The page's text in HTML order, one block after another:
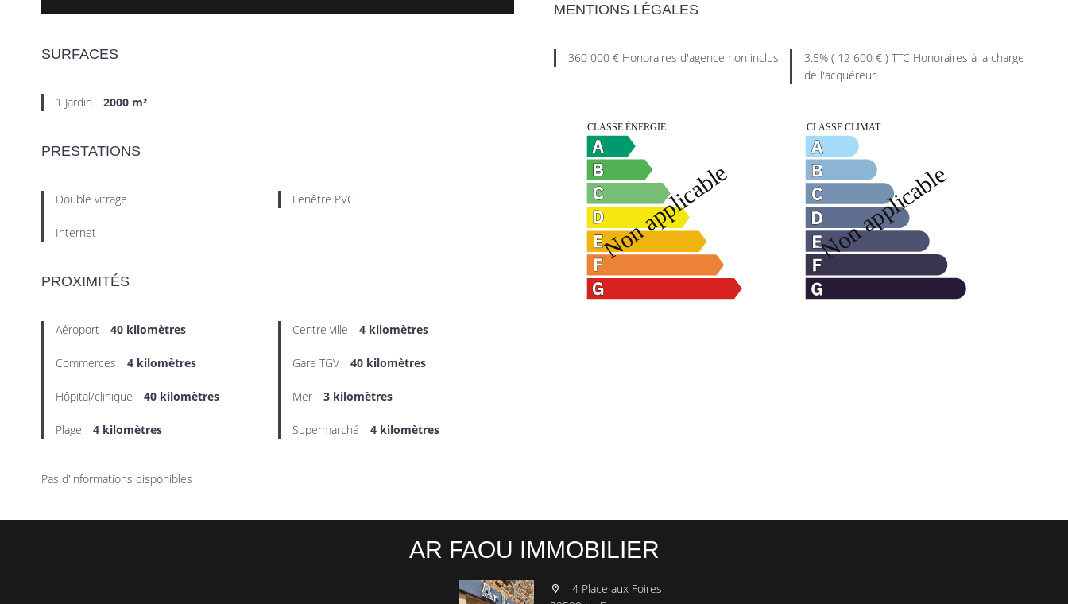
SURFACES
1 Jardin 2000 m²
PRESTATIONS
Double vitrage Fenêtre PVC
Internet
PROXIMITÉS
Aéroport 40 kilomètres Centre ville 4 kilomètres
Commerces 4 kilomètres Gare TGV 40 kilomètres
Hôpital/clinique 40 kilomètres Mer 3 kilomètres
Plage 4 kilomètres Supermarché 4 kilomètres
Pas d'informations disponibles
MENTIONS LÉGALES
360 000 € Honoraires d'agence non inclus
3.5% ( 12 600 € ) TTC Honoraires à la charge
de l'acquéreur
AR FAOU IMMOBILIER
4 Place aux Foires